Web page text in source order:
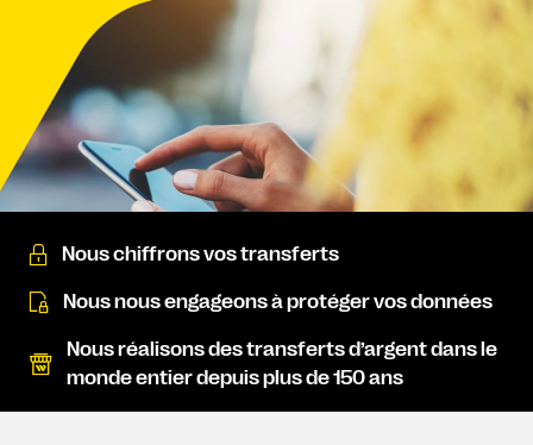
Nous chiffrons vos transferts
Nous nous engageons à protéger vos données
Nous réalisons des transferts d’argent dans le
monde entier depuis plus de 150 ans